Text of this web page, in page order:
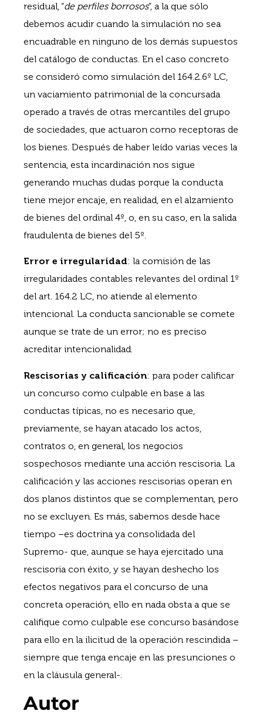
residual, “de perfiles borrosos”, a la que sólo
debemos acudir cuando la simulación no sea
encuadrable en ninguno de los demás supuestos
del catálogo de conductas. En el caso concreto
se consideró como simulación del 164.2.6º LC,
un vaciamiento patrimonial de la concursada
operado a través de otras mercantiles del grupo
de sociedades, que actuaron como receptoras de
los bienes. Después de haber leído varias veces la
sentencia, esta incardinación nos sigue
generando muchas dudas porque la conducta
tiene mejor encaje, en realidad, en el alzamiento
de bienes del ordinal 4º, o, en su caso, en la salida
fraudulenta de bienes del 5º.
Error e irregularidad: la comisión de las
irregularidades contables relevantes del ordinal 1º
del art. 164.2 LC, no atiende al elemento
intencional. La conducta sancionable se comete
aunque se trate de un error; no es preciso
acreditar intencionalidad.
Rescisorias y calificación: para poder calificar
un concurso como culpable en base a las
conductas típicas, no es necesario que,
previamente, se hayan atacado los actos,
contratos o, en general, los negocios
sospechosos mediante una acción rescisoria. La
calificación y las acciones rescisorias operan en
dos planos distintos que se complementan, pero
no se excluyen. Es más, sabemos desde hace
tiempo –es doctrina ya consolidada del
Supremo- que, aunque se haya ejercitado una
rescisoria con éxito, y se hayan deshecho los
efectos negativos para el concurso de una
concreta operación, ello en nada obsta a que se
califique como culpable ese concurso basándose
para ello en la ilicitud de la operación rescindida –
siempre que tenga encaje en las presunciones o
en la cláusula general-.
Autor